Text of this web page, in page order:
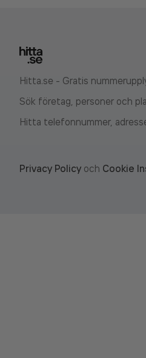
Hitta.se - Gratis
Sök företag, personer och
Hitta telefonnummer,
Privacy Policy och Cookie